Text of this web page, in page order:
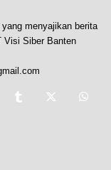
menyajikan berita
Visi Siber Banten